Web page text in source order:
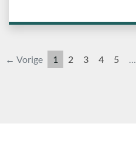
← Vorige 1 2 3 4 5 …